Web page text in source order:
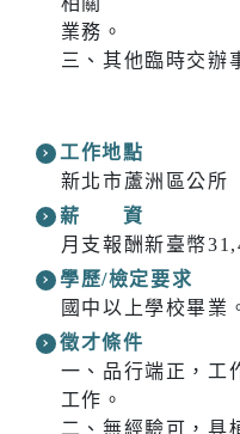
業務。
三、其他臨時交辦
工作地點
新北市蘆洲區公所
薪 資
月支報酬新臺幣
學歷/檢定要求
國中以上學校畢業
徵才條件
一、品行端正，工
工作。
二、無經驗可，具